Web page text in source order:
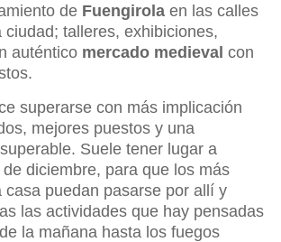
de Fuengirola en las calles
ciudad; talleres, exhibiciones,
auténtico mercado medieval con
superarse con más implicación
mejores puestos y una
Suele tener lugar a
diciembre, para que los más
casa puedan pasarse por allí y
las actividades que hay pensadas
la mañana hasta los fuegos